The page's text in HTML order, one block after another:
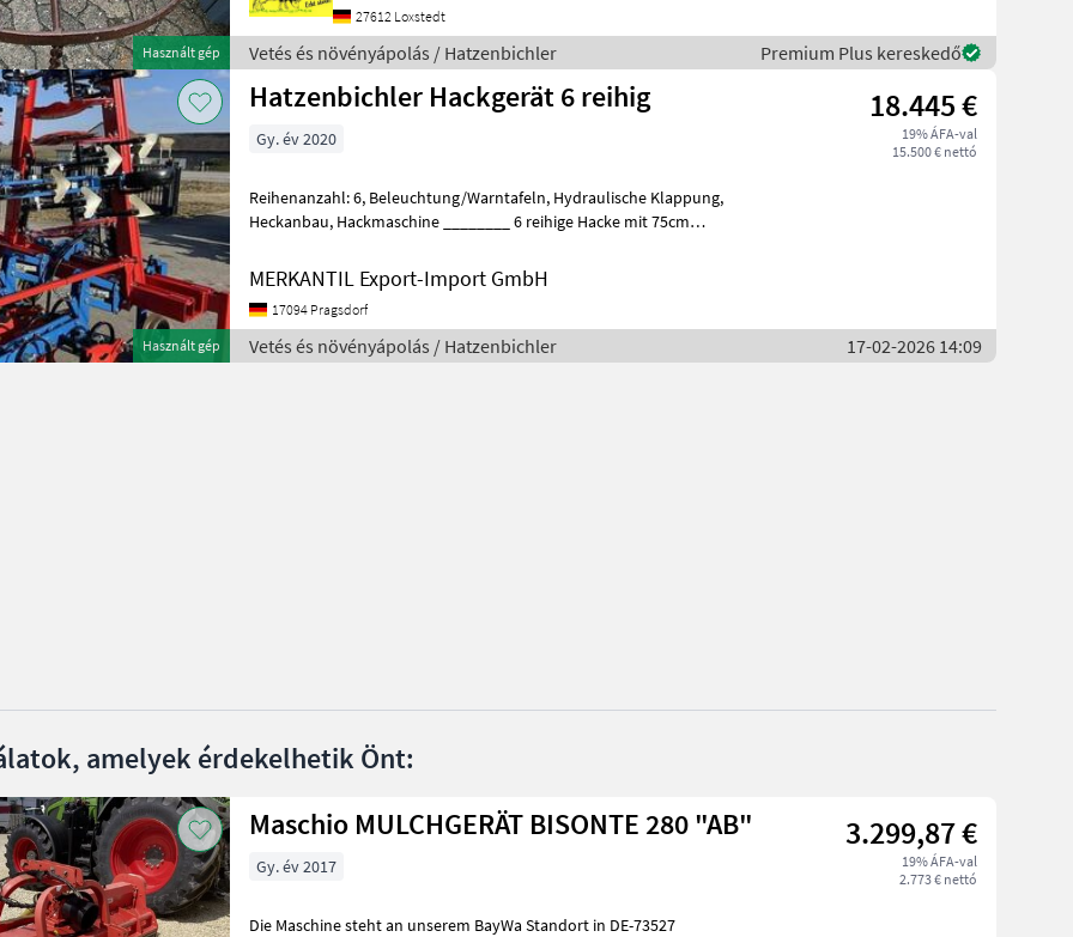
Használt gép
27612 Loxstedt
Vetés és növényápolás / Hatzenbichler Premium Plus kereskedő
Használt gép
Hatzenbichler Hackgerät 6 reihig 18.445 €
19% ÁFA-val
15.500 € nettó
Gy. év 2020
Reihenanzahl: 6, Beleuchtung/Warntafeln, Hydraulische Klappung,
Heckanbau, Hackmaschine ________ 6 reihige Hacke mit 75cm
MERKANTIL Export-Import GmbH
17094 Pragsdorf
Vetés és növényápolás / Hatzenbichler 17-02-2026 14:09
amelyek érdekelhetik Önt:
Maschio MULCHGERÄT BISONTE 280 "AB" 3.299,87 €
19% ÁFA-val
2.773 € nettó
Gy. év 2017
Die Maschine steht an unserem BayWa Standort in DE-73527